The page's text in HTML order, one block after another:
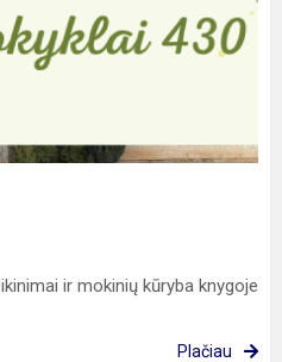
ir mokinių kūryba knygoje
Plačiau